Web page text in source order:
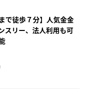
で徒歩７分】人気金金
スリー、法人利用も可